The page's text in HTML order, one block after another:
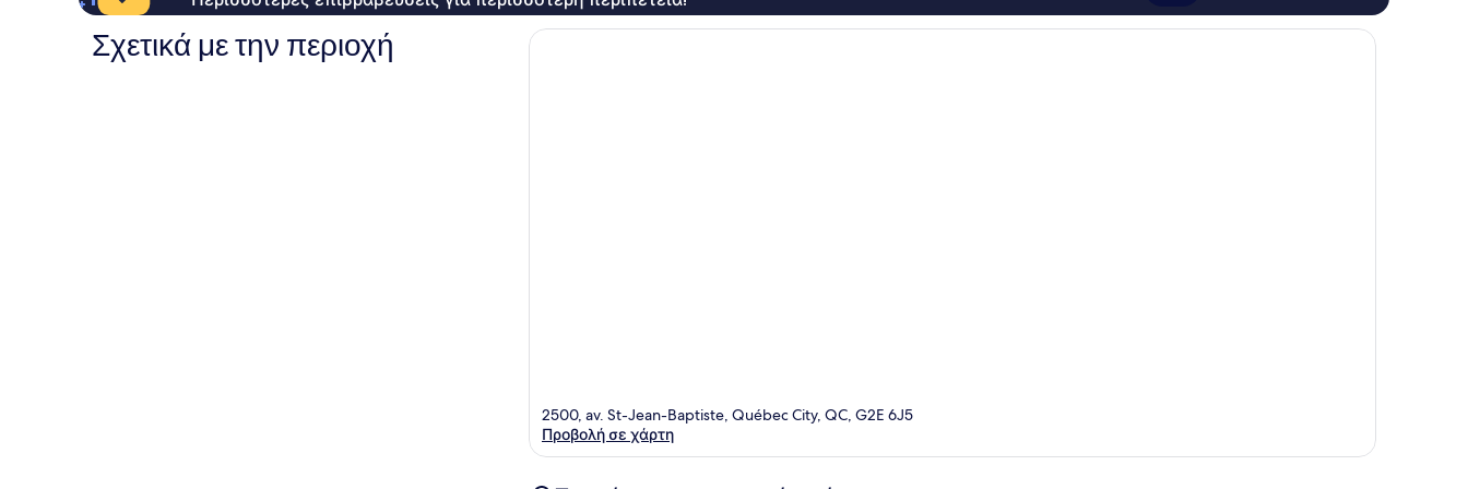
Σχετικά με την περιοχή
2500, av. St-Jean-Baptiste, Québec City, QC, G2E 6J5
Προβολή σε χάρτη